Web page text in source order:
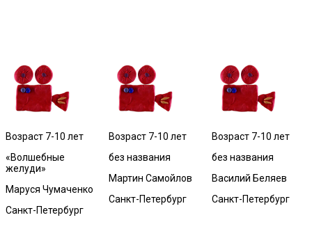
Возраст 7-10 лет
«Волшебные
желуди»
Маруся Чумаченко
Санкт-Петербург
Возраст 7-10 лет
без названия
Мартин Самойлов
Санкт-Петербург
Возраст 7-10 лет
без названия
Василий Беляев
Санкт-Петербург